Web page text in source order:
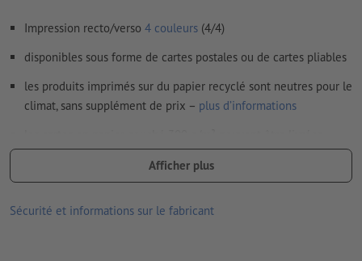
Comment créer correctement des fichiers d'impression?
Impression recto/verso 4 couleurs (4/4)
disponibles sous forme de cartes postales ou de cartes pliables
les produits imprimés sur du papier recyclé sont neutres pour le
climat, sans supplément de prix – plus d’informations
pliées, aucune finition disponible en option
livraison en l’absence d’options à sélectionner : à plat (rainage,
Afficher plus
Sécurité et informations sur le fabricant